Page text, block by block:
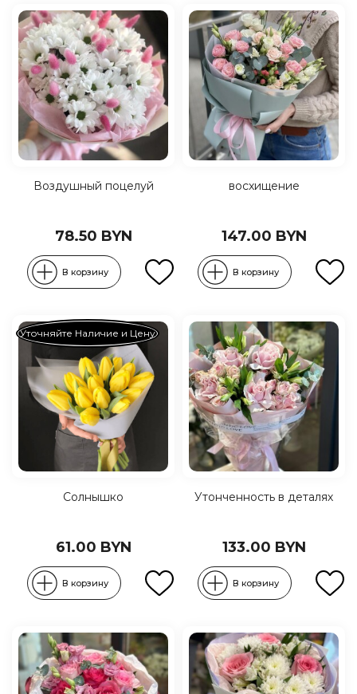
Воздушный поцелуй
78.50 BYN
В корзину
восхищение
147.00 BYN
В корзину
Уточняйте Наличие и Цену
Солнышко
61.00 BYN
В корзину
Утонченность в деталях
133.00 BYN
В корзину